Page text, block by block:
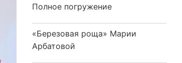
Полное погружение
«Березовая роща» Марии
Арбатовой